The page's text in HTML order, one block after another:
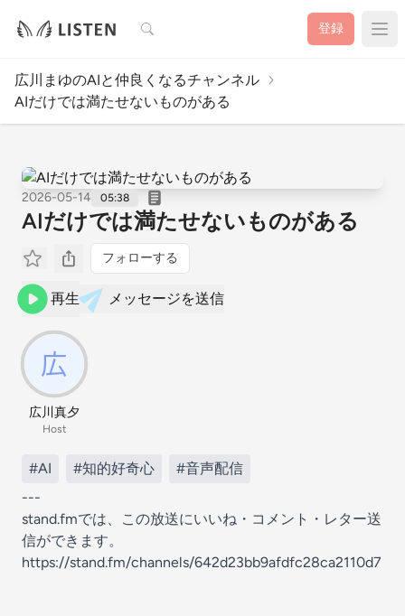
検索 登録
広川まゆのAIと仲良くなるチャンネル
AIだけでは満たせないものがある
2026-05-14 05:38
AIだけでは満たせないものがある
フォローする
再生 メッセージを送信
広川真夕
Host
#AI #知的好奇心
#音声配信
---
stand.fmでは、この放送にいいね・コメント・レター送
信ができます。
https://stand.fm/channels/642d23bb9afdfc28ca2110d7